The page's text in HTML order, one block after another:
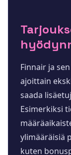
Finnair ja
ajoittain
saada
Esimerkiksi
ylimääräisiä
kuten